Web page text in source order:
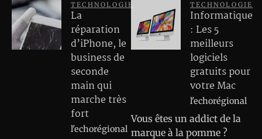
TECHNOLOGIE
La
réparation
d’iPhone, le
business de
seconde
main qui
marche très
fort
l'echorégional
TECHNOLOGIE
Informatique
: Les 5
meilleurs
logiciels
gratuits pour
votre Mac
l'echorégional
Vous êtes un addict de la
marque à la pomme ?